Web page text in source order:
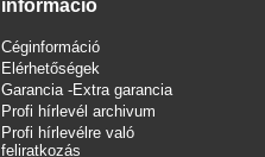
információ
Céginformáció
Elérhetőségek
Garancia -Extra garancia
Profi hírlevél archivum
Profi hírlevélre való
feliratkozás